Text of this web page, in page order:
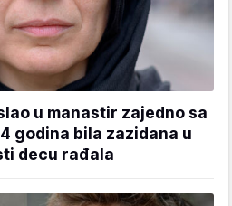
u manastir zajedno sa
godina bila zazidana u
decu rađala